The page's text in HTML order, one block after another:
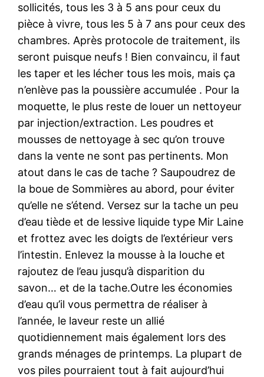
sollicités, tous les 3 à 5 ans pour ceux du
pièce à vivre, tous les 5 à 7 ans pour ceux des
chambres. Après protocole de traitement, ils
seront puisque neufs ! Bien convaincu, il faut
les taper et les lécher tous les mois, mais ça
n’enlève pas la poussière accumulée . Pour la
moquette, le plus reste de louer un nettoyeur
par injection/extraction. Les poudres et
mousses de nettoyage à sec qu’on trouve
dans la vente ne sont pas pertinents. Mon
atout dans le cas de tache ? Saupoudrez de
la boue de Sommières au abord, pour éviter
qu’elle ne s’étend. Versez sur la tache un peu
d’eau tiède et de lessive liquide type Mir Laine
et frottez avec les doigts de l’extérieur vers
l’intestin. Enlevez la mousse à la louche et
rajoutez de l’eau jusqu’à disparition du
savon… et de la tache.Outre les économies
d’eau qu’il vous permettra de réaliser à
l’année, le laveur reste un allié
quotidiennement mais également lors des
grands ménages de printemps. La plupart de
vos piles pourraient tout à fait aujourd’hui